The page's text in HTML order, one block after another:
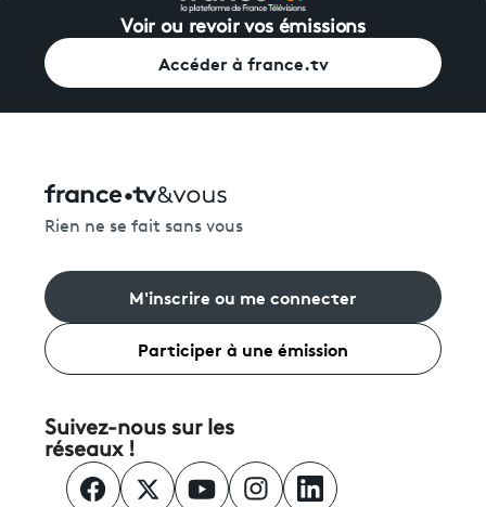
Voir ou revoir vos émissions
Accéder à france.tv
Rien ne se fait sans vous
M'inscrire ou me connecter
Participer à une émission
Suivez-nous sur les
réseaux !